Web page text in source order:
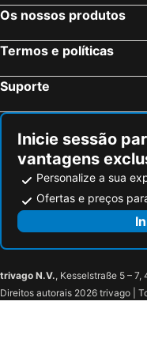
Ixia, Sul do Mar Egeu
Imerovigli, Sul do Mar Egeu
Os nossos produtos
Termos e políticas
Suporte
Inicie sessão
vantagens
Personalize a sua
Ofertas e preços
trivago N.V., Kesselstraße 5 –
Direitos autorais 2026 trivago |